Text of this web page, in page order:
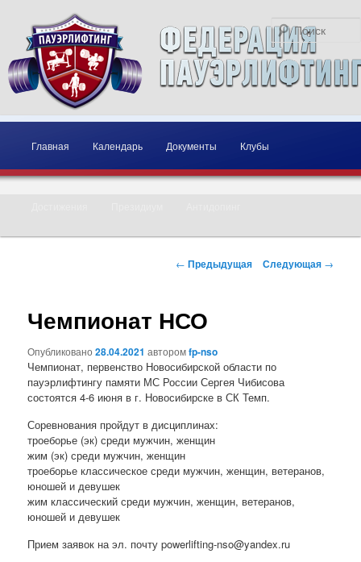
Главное меню
Перейти к основному содержимому
Перейти к дополнительному содержимому
Главная Календарь Документы Клубы
Навигация по записям
← Предыдущая Следующая →
Чемпионат НСО
Опубликовано28.04.2021 авторомfp-nso
Чемпионат, первенство Новосибирской области по
пауэрлифтингу памяти МС России Сергея Чибисова
состоятся 4-6 июня в г. Новосибирске в СК Темп.
Соревнования пройдут в дисциплинах:
троеборье (эк)​ среди мужчин, женщин
жим​ (эк)​ среди мужчин,​ женщин
троеборье​ классическое​ среди мужчин,​ женщин, ветеранов,
юношей и девушек
жим классический​ среди мужчин,​ женщин, ветеранов,
юношей и девушек
Прием заявок на эл. почту​ powerlifting-nso@yandex.ru